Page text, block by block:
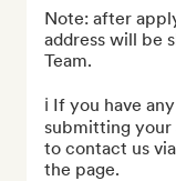
Note: after
address will be
Team.
ℹ️ If you have
submitting your
to contact us
the page.